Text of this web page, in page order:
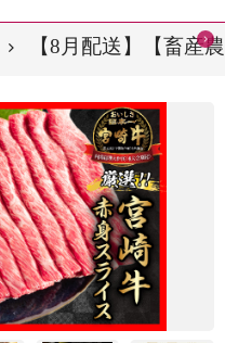
【8月配送】【畜産